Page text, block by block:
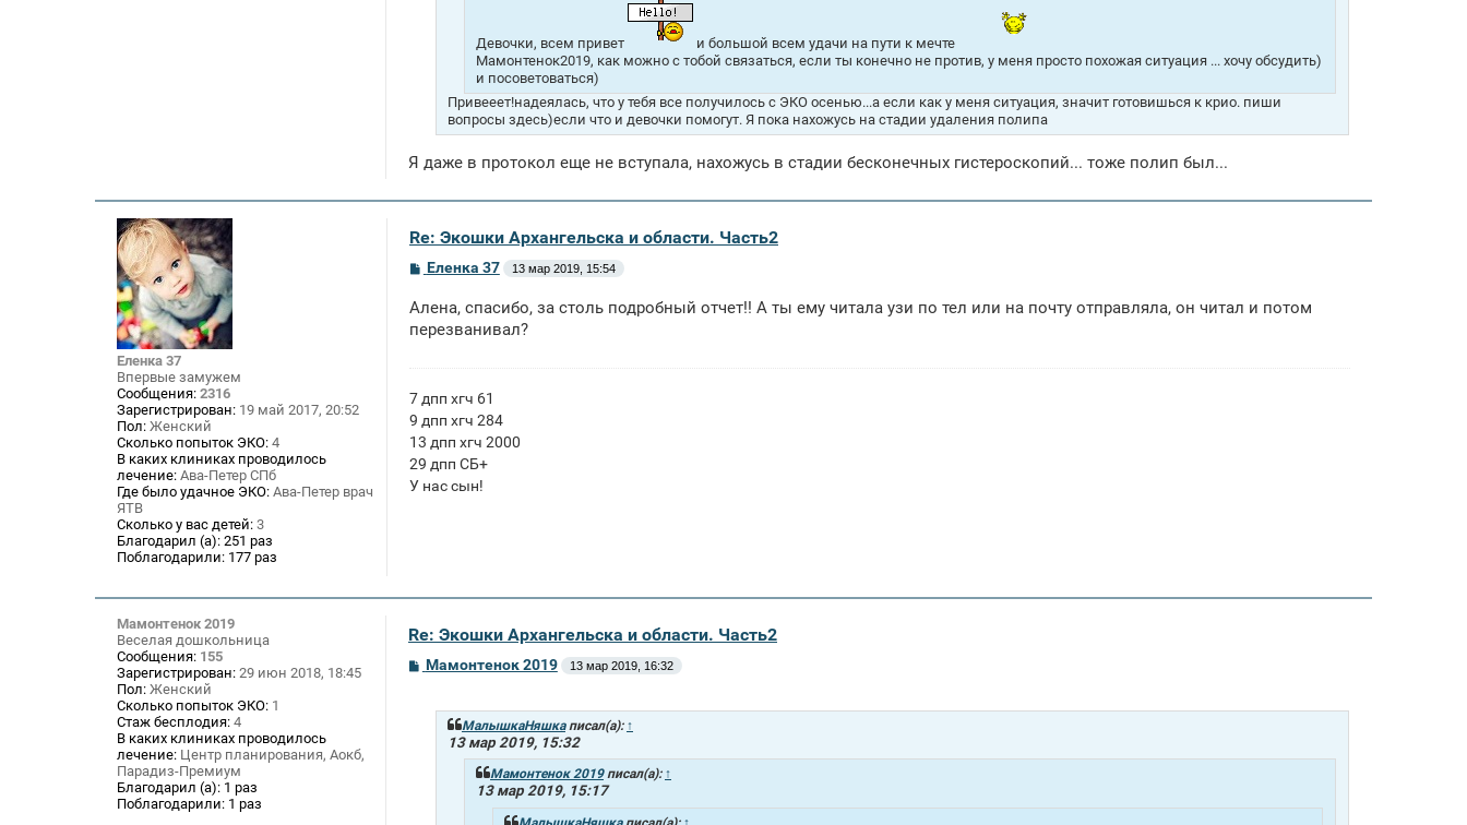
Девочки, всем привет
и большой всем удачи на пути к мечте
Мамонтенок2019, как можно с тобой связаться, если ты конечно не против, у меня просто похожая ситуация ... хочу обсудить)
и посоветоваться)
Привееет!надеялась, что у тебя все получилось с ЭКО осенью...а если как у меня ситуация, значит готовишься к крио. пиши
вопросы здесь)если что и девочки помогут. Я пока нахожусь на стадии удаления полипа
Я даже в протокол еще не вступала, нахожусь в стадии бесконечных гистероскопий... тоже полип был...
Еленка 37
Впервые замужем
Сообщения: 2316
Зарегистрирован: 19 май 2017, 20:52
Пол: Женский
Сколько попыток ЭКО: 4
В каких клиниках проводилось
лечение: Ава-Петер СПб
Где было удачное ЭКО: Ава-Петер врач
ЯТВ
Сколько у вас детей: 3
Благодарил (а): 251 раз
Поблагодарили: 177 раз
Re: Экошки Архангельска и области. Часть2
С
б
щ
Еленка 37 13 мар 2019, 15:54
Алена, спасибо, за столь подробный отчет!! А ты ему читала узи по тел или на почту отправляла, он читал и потом
перезванивал?
7 дпп хгч 61
9 дпп хгч 284
13 дпп хгч 2000
29 дпп СБ+
У нас сын!
Мамонтенок 2019
Веселая дошкольница
Сообщения: 155
Зарегистрирован: 29 июн 2018, 18:45
Пол: Женский
Сколько попыток ЭКО: 1
Стаж бесплодия: 4
В каких клиниках проводилось
лечение: Центр планирования, Аокб,
Парадиз-Премиум
Благодарил (а): 1 раз
Поблагодарили: 1 раз
Re: Экошки Архангельска и области. Часть2
СМамонтенок 2019 13 мар 2019, 16:32
МалышкаНяшкаписал(а): ↑
13 мар 2019, 15:32
Мамонтенок 2019писал(а): ↑
13 мар 2019, 15:17